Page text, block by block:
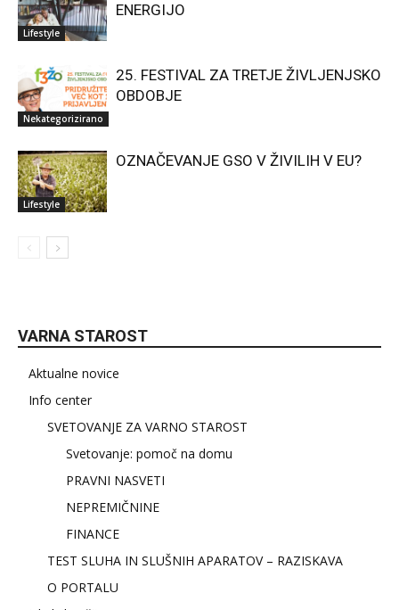
Lifestyle
ENERGIJO
Nekategorizirano
25. FESTIVAL ZA TRETJE ŽIVLJENJSKO
OBDOBJE
Lifestyle
OZNAČEVANJE GSO V ŽIVILIH V EU?
VARNA STAROST
Aktualne novice
Info center
SVETOVANJE ZA VARNO STAROST
Svetovanje: pomoč na domu
PRAVNI NASVETI
NEPREMIČNINE
FINANCE
TEST SLUHA IN SLUŠNIH APARATOV – RAZISKAVA
O PORTALU